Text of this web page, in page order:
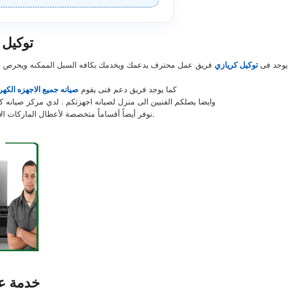
يوجد فىتوكيل كريازي فريق عمل محترف يدعمك ويخدمك بكافه السبل الممكنه ويحرص
كما يوجد فريق دعم فنى يقوم صيانه جميع الاجهزه
وايضا يصلكم الفنيين الى منزل لصيانه اجهزتكم . لدي مركز
نوفر أيضاً أقساماً متخصصة لأعطال الماركاتبقطع غيار أصلية.
خدمة